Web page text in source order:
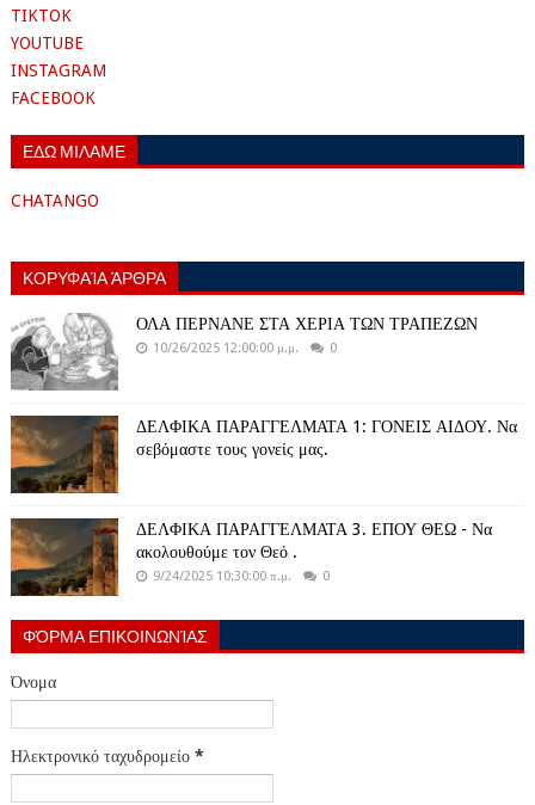
TIKTOK
YOUTUBE
INSTAGRAM
FACEBOOK
ΕΔΩ ΜΙΛΑΜΕ
CHATANGO
ΚΟΡΥΦΑΊΑ ΆΡΘΡΑ
ΟΛΑ ΠΕΡΝΑΝΕ ΣΤΑ ΧΕΡΙΑ ΤΩΝ ΤΡΑΠΕΖΩΝ
10/26/2025 12:00:00 μ.μ. 0
ΔΕΛΦΙΚΑ ΠΑΡΑΓΓΕΛΜΑΤΑ 1: ΓΟΝΕΙΣ ΑΙΔΟΥ. Να
σεβόμαστε τους γονείς μας.
ΔΕΛΦΙΚΑ ΠΑΡΑΓΓΕΛΜΑΤΑ 3. ΕΠΟΥ ΘΕΩ - Να
ακολουθούμε τον Θεό .
9/24/2025 10:30:00 π.μ. 0
ΦΌΡΜΑ ΕΠΙΚΟΙΝΩΝΊΑΣ
Όνομα
Ηλεκτρονικό ταχυδρομείο *